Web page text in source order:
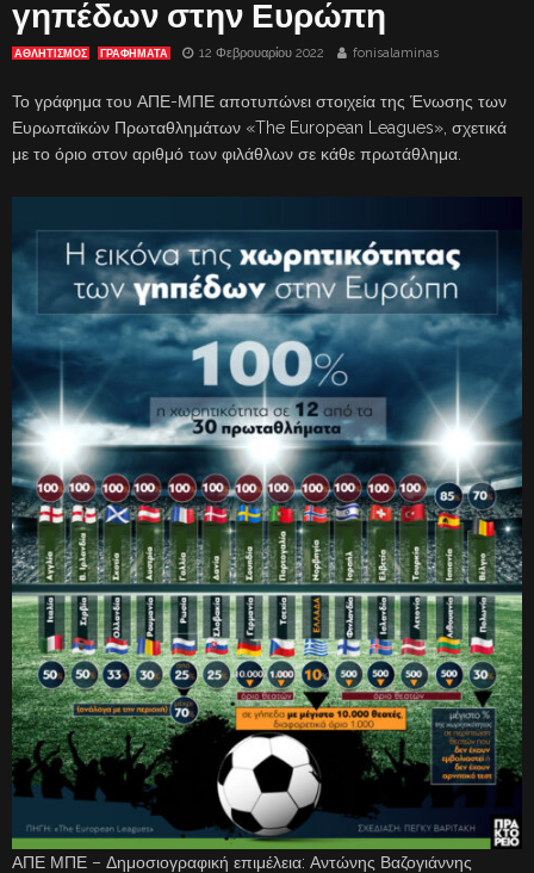
γηπέδων στην Ευρώπη
ΑΘΛΗΤΙΣΜΟΣ ΓΡΑΦΗΜΑΤΑ 12 Φεβρουαρίου 2022 fonisalaminas
Το γράφημα του ΑΠΕ-ΜΠΕ αποτυπώνει στοιχεία της Ένωσης των
Ευρωπαϊκών Πρωταθλημάτων «The European Leagues», σχετικά
με το όριο στον αριθμό των φιλάθλων σε κάθε πρωτάθλημα.
ΑΠΕ ΜΠΕ – Δημοσιογραφική επιμέλεια: Αντώνης Βαζογιάννης